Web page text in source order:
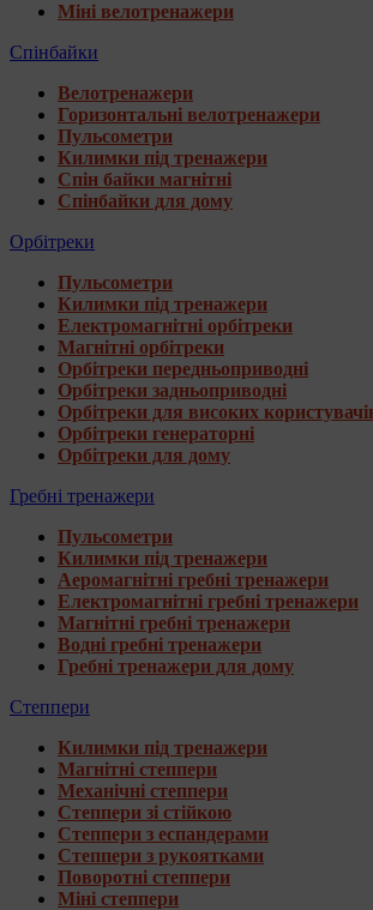
Міні велотренажери
Спінбайки
Велотренажери
Горизонтальні велотренажери
Пульсометри
Килимки під тренажери
Спін байки магнітні
Спінбайки для дому
Орбітреки
Пульсометри
Килимки під тренажери
Електромагнітні орбітреки
Магнітні орбітреки
Орбітреки передньоприводні
Орбітреки задньоприводні
Орбітреки для високих
Орбітреки генераторні
Орбітреки для дому
Гребні тренажери
Пульсометри
Килимки під тренажери
Аеромагнітні гребні тренажери
Електромагнітні гребні тренажери
Магнітні гребні тренажери
Водні гребні тренажери
Гребні тренажери для дому
Степпери
Килимки під тренажери
Магнітні степпери
Механічні степпери
Степпери зі стійкою
Степпери з еспандерами
Степпери з рукоятками
Поворотні степпери
Міні степпери